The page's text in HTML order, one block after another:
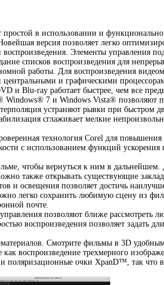
в использовании и
версия позволяет легко
Элементы управления
списков воспроизведения для
работы. Для воспроизведения
центральными и графическими
и Blu-ray работает быстрее, чем все
7 и Windows Vista® позволяют
устраняют рывки при быстром
сглаживает мелкие
технология Corel для повышения
с использованием функций ускорения
чтобы вернуться к ним в
также открывать существующие
и освещения позволяет достичь
легко сохранить любимую сцену из
почте.
позволяют ближе рассмотреть
воспроизведения позволяет задать
Смотрите фильмы в 3D
воспроизведение трехмерного
очки XpanD™, так что